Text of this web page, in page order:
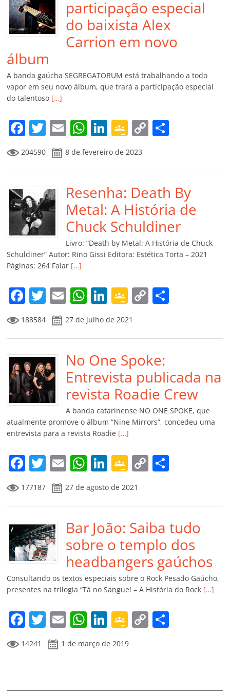
participação especial
do baixista Alex
Carrion em novo
álbum
A banda gaúcha SEGREGATORUM está trabalhando a todo
vapor em seu novo álbum, que trará a participação especial
do talentoso […]
F
a
c
e
b
o
o
k
T
w
itt
er
E
m
ai
l
W
at
s
A
p
p
Li
k
e
dI
n
G
o
o
gl
e
Cl
a
ss
ro
m
C
y
Li
n
k
p
ar
til
h
ar
204590 8 de fevereiro de 2023
Resenha: Death By
Metal: A História de
Chuck Schuldiner
Livro: “Death by Metal: A História de Chuck
Schuldiner” Autor: Rino Gissi Editora: Estética Torta – 2021
Páginas: 264 Falar […]
F
a
c
e
b
o
o
k
T
w
itt
er
E
m
ai
l
W
h
at
s
A
p
p
Li
n
k
e
dI
n
G
o
o
gl
e
Cl
a
ss
ro
o
m
C
y
Li
n
k
p
til
h
ar
188584 27 de julho de 2021
No One Spoke:
Entrevista publicada na
revista Roadie Crew
A banda catarinense NO ONE SPOKE, que
atualmente promove o álbum “Nine Mirrors”, concedeu uma
entrevista para a revista Roadie […]
F
a
c
e
b
o
o
k
T
w
itt
er
E
m
ai
l
W
at
s
A
p
p
Li
n
k
e
dI
n
G
o
o
gl
e
Cl
a
ss
ro
o
m
C
y
Li
n
k
p
ar
til
h
ar
177187 27 de agosto de 2021
Bar João: Saiba tudo
sobre o templo dos
headbangers gaúchos
Consultando os textos especiais sobre o Rock Pesado Gaúcho,
presentes na trilogia “Tá no Sangue! – A História do Rock […]
F
a
c
b
T
w
itt
E
m
ai
W
at
A
Li
n
k
dI
G
o
o
e
C
Li ar
14241 1 de março de 2019